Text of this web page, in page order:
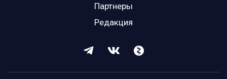
Партнеры
Редакция